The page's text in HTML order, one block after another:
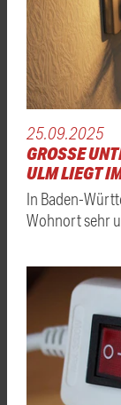
25.09.2025
GROSSE
LM LIEGT IM
In Baden-
Wohnort sehr